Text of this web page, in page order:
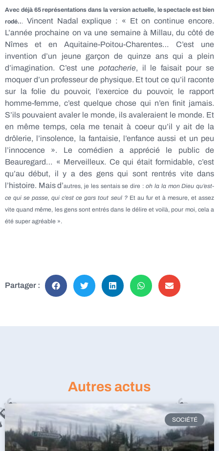
Avec déjà 65 représentations dans la version actuelle, le spectacle est bien
rodé... Vincent Nadal explique : « Et on continue encore.
L’année prochaine on va une semaine à Millau, du côté de
Nîmes et en Aquitaine-Poitou-Charentes… C’est une
invention d’un jeune garçon de quinze ans qui a plein
d’imagination. C’est une potacherie, il le faisait pour se
moquer d’un professeur de physique. Et tout ce qu’il raconte
sur la folie du pouvoir, l’exercice du pouvoir, le rapport
homme-femme, c’est quelque chose qui n’en finit jamais.
S’ils pouvaient avaler le monde, ils avaleraient le monde. Et
en même temps, cela me tenait à coeur qu’il y ait de la
drôlerie, l’insolence, la fantaisie, l’enfance aussi et un peu
l’innocence ». Le comédien a apprécié le public de
Beauregard… « Merveilleux. Ce qui était formidable, c’est
qu’au début, il y a des gens qui sont rentrés vite dans
l’histoire. Mais d’autres, je les sentais se dire :oh la la mon Dieu qu’est-
ce qui se passe, qui c’est ce gars tout seul ?Et au fur et à mesure, et assez
vite quand même, les gens sont entrés dans le délire et voilà, pour moi, cela a
été super agréable ».
Partager :
Autres actus
SOCIÉTÉ